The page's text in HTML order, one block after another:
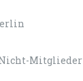
Mitglieder